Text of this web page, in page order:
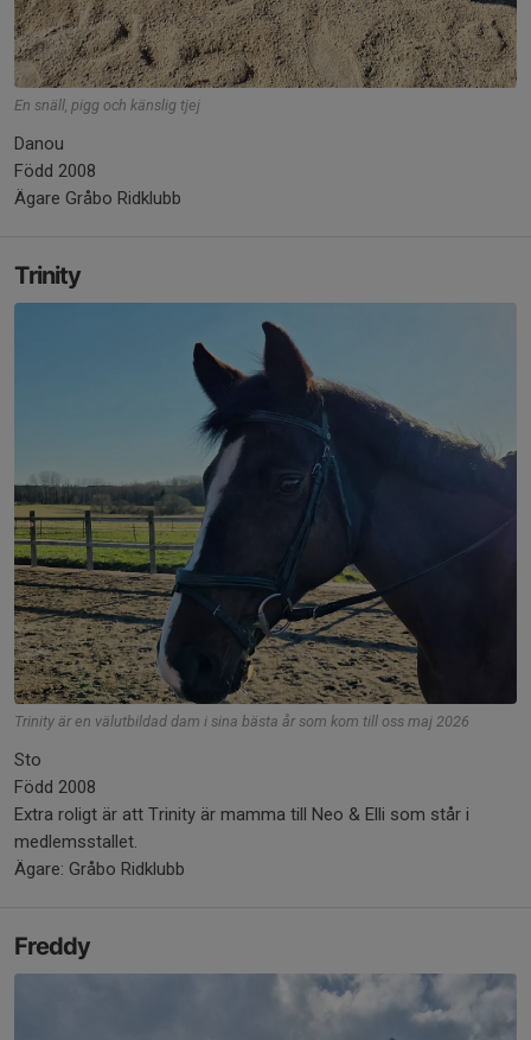
En snäll, pigg och känslig tjej
Danou
Född 2008
Ägare Gråbo Ridklubb
Trinity
Trinity är en välutbildad dam i sina bästa år som kom till oss maj 2026
Sto
Född 2008
Extra roligt är att Trinity är mamma till Neo & Elli som står i
medlemsstallet.
Ägare: Gråbo Ridklubb
Freddy